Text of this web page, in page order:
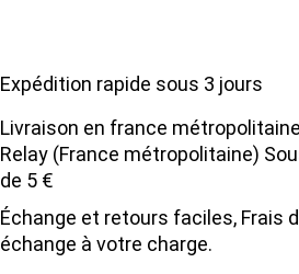
Expédition rapide sous 3 jours
Livraison en france
Relay (France métropolitaine)
de 5 €
Échange et retours faciles, Frais
échange à votre charge.